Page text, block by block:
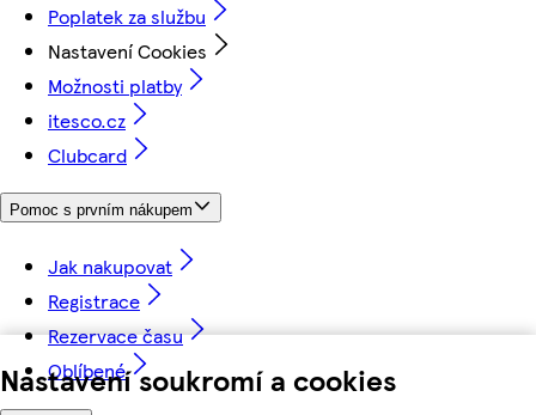
Nastavení soukromí a cookies
Poplatek za službu
Nastavení Cookies
Možnosti platby
itesco.cz
Clubcard
Pomoc s prvním nákupem
Jak nakupovat
Registrace
Rezervace času
Oblíbené